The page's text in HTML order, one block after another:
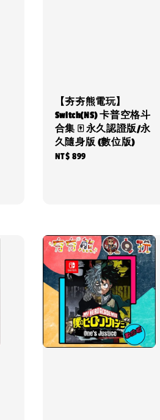
【夯夯熊電玩】
Switch(NS) 卡普空格斗
合集 🀄 永久認證版/永
久隨身版 (數位版)
Regular
NT$ 899